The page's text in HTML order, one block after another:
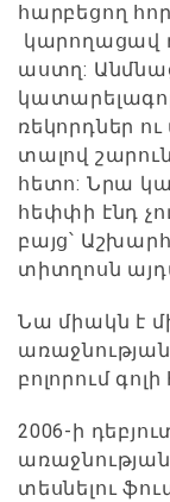
հարբեցող
կարողացավ
աստղ:
ռեկորդներ ու
տալով
հետո: Նրա
հեփփի էնդ
բայց՝
տիտղոսն
Նա միակն է
բոլորում
2006-ի
տեսնելու